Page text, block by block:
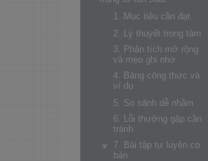
1. Mục tiêu cần đạt
2. Lý thuyết trọng tâm
3. Phân tích mở rộng
và mẹo ghi nhớ
4. Bảng công thức và
ví dụ
5. So sánh dễ nhầm
6. Lỗi thường gặp cần
tránh
7. Bài tập tự luyện cơ
bản